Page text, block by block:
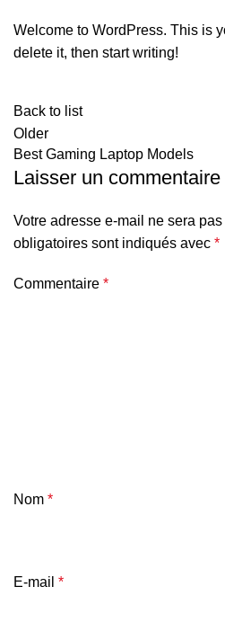
Welcome to WordPress. This is
delete it, then start writing!
Back to list
Older
Best Gaming Laptop Models
Laisser un commentaire
Votre adresse e-mail ne sera
obligatoires sont indiqués avec *
Commentaire *
Nom *
E-mail *